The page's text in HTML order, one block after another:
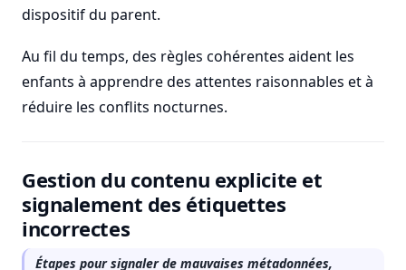
dispositif du parent.
Au fil du temps, des règles cohérentes aident les
enfants à apprendre des attentes raisonnables et à
réduire les conflits nocturnes.
Gestion du contenu explicite et
signalement des étiquettes
incorrectes
Étapes pour signaler de mauvaises métadonnées,